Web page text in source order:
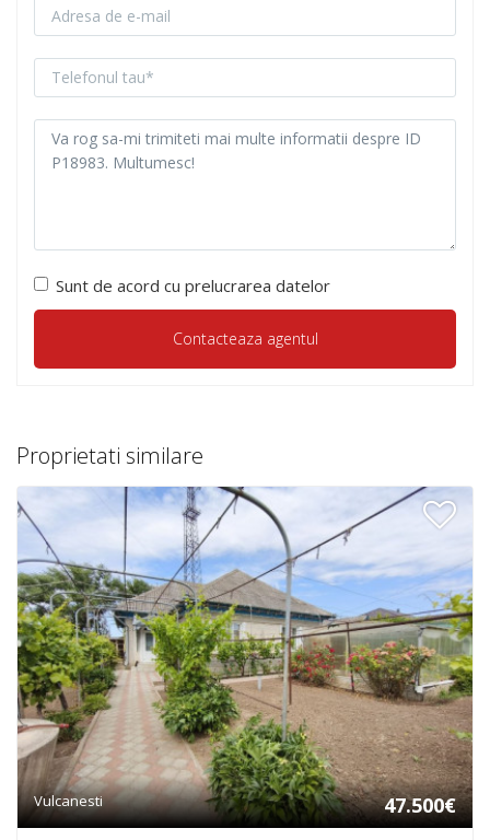
Sunt de acord cu prelucrarea datelor
Proprietati similare
Vulcanesti 47.500€